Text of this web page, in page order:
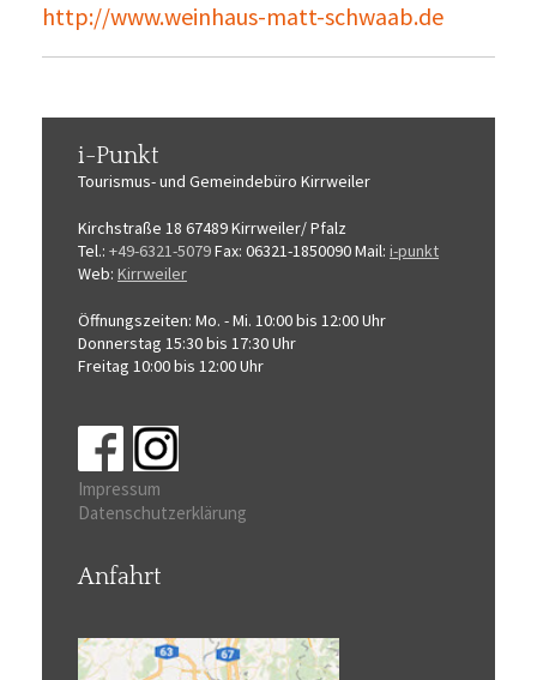
http://www.weinhaus-matt-schwaab.de
i-Punkt
Tourismus-und Gemeindebüro Kirrweiler
Kirchstraße 18 67489 Kirrweiler/ Pfalz
Tel.: +49-6321-5079Fax: 06321-1850090Mail: i-punkt
Web: Kirrweiler
Öffnungszeiten: Mo. - Mi. 10:00 bis 12:00 Uhr
Donnerstag 15:30 bis 17:30 Uhr
Freitag 10:00 bis 12:00 Uhr
Impressum
Datenschutzerklärung
Anfahrt